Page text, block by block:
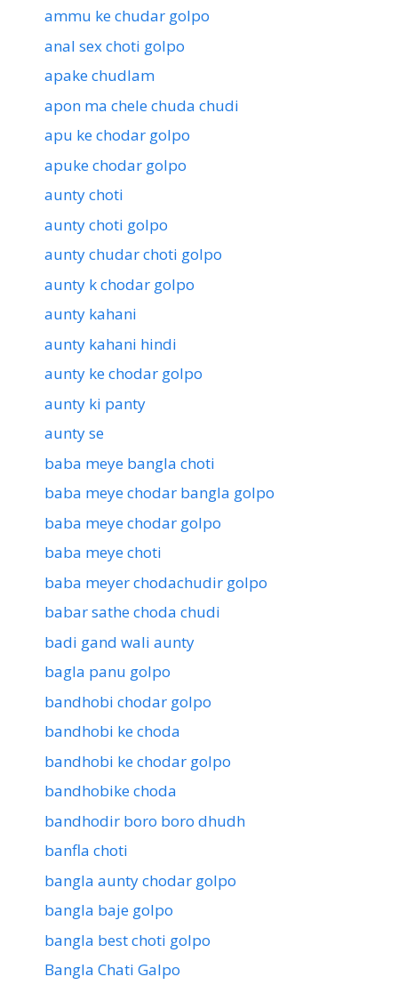
ammu ke chudar golpo
anal sex choti golpo
apake chudlam
apon ma chele chuda chudi
apu ke chodar golpo
apuke chodar golpo
aunty choti
aunty choti golpo
aunty chudar choti golpo
aunty k chodar golpo
aunty kahani
aunty kahani hindi
aunty ke chodar golpo
aunty ki panty
aunty se
baba meye bangla choti
baba meye chodar bangla golpo
baba meye chodar golpo
baba meye choti
baba meyer chodachudir golpo
babar sathe choda chudi
badi gand wali aunty
bagla panu golpo
bandhobi chodar golpo
bandhobi ke choda
bandhobi ke chodar golpo
bandhobike choda
bandhodir boro boro dhudh
banfla choti
bangla aunty chodar golpo
bangla baje golpo
bangla best choti golpo
Bangla Chati Galpo